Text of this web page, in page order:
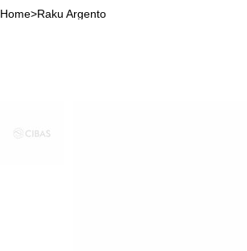
Home>Raku Argento